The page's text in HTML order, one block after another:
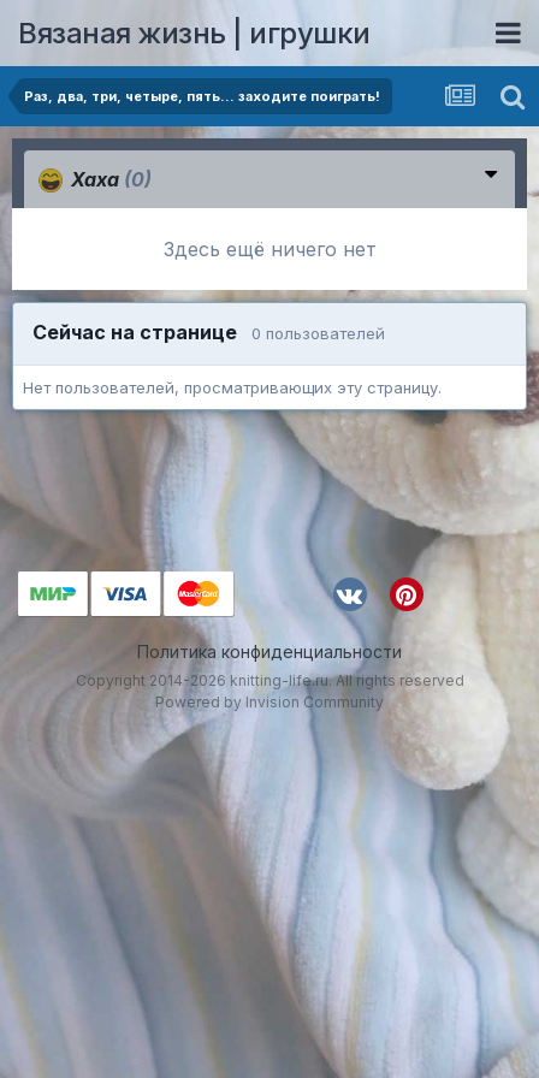
Вязаная жизнь | игрушки
Раз, два, три, четыре, пять... заходите поиграть!
Хаха (0)
Здесь ещё ничего нет
Сейчас на странице 0 пользователей
Нет пользователей, просматривающих эту страницу.
Политика конфиденциальности
Copyright 2014-2026 knitting-life.ru. All rights reserved
Powered by Invision Community